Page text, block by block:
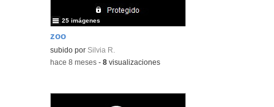
zoo
subido por Silvia R.
25 imágenes
-hace 8 meses -8 visualizaciones